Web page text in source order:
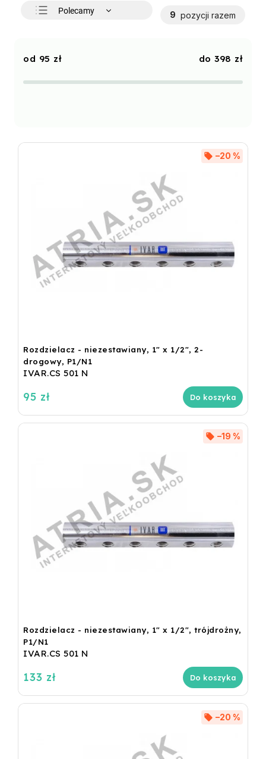
Polecamy
Alfabetycznie
9 pozycji razem
95 zł 398 zł
Rozdzielacz - niezestawiany, 1" x 1/2", 2-
drogowy, P1/N1
IVAR.CS 501 N
–20 %
95 zł Do koszyka
Rozdzielacz - niezestawiany, 1" x 1/2", trójdrożny,
P1/N1
IVAR.CS 501 N
–19 %
133 zł Do koszyka
–20 %